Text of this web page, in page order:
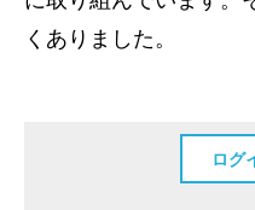
くありました。
ログ